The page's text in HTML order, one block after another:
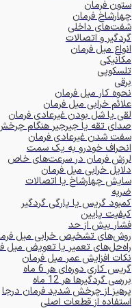
ستون فرمان
چهارشاخ فرمان
شفت‌های داخلی
گردگیر و اتصالات
انواع میل فرمان
مکانیکی
تلسکوپی
برقی
نحوه کار میل فرمان
علائم خرابی میل فرمان
لقی یا شل بودن غیرعادی فرمان
صدای تقه یا جیرجیر هنگام
سفت شدن غیرعادی فرمان
انحراف خودرو به یک سمت
لرزش فرمان در سرعت‌های خاص
دلایل خرابی میل فرمان
سایش چهارشاخ یا اتصالات
ضربه
کمبود گریس یا پارگی گردگیر
کیفیت پایین
فشار بیش از حد
روش‌های تشخیص خرابی میل
راه‌حل‌های تعمیر یا تعویض میل
نکات افزایش عمر میل فرمان
گریس کاری دوره‌ای هر 6 ماه
بررسی گردگیرها هر 12 ماه
پرهیز از چرخش شدید فرمان درجا
استفاده از قطعات اصلی